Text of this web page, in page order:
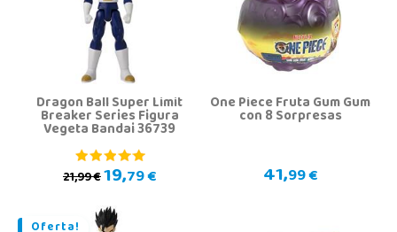
Dragon Ball Super Limit
Breaker Series Figura
Vegeta Bandai 36739
21,99 €19,79 €
One Piece Fruta Gum Gum
con 8 Sorpresas
41,99 €